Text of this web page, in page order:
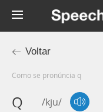
Voltar
Como se pronúncia q
Q /kju/